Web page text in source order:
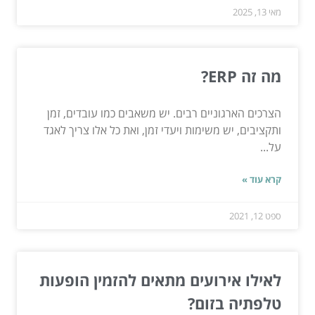
מאי 13, 2025
מה זה ERP?
הצרכים הארגוניים רבים. יש משאבים כמו עובדים, זמן
ותקציבים, יש משימות ויעדי זמן, ואת כל אלו צריך לאגד
על...
קרא עוד »
ספט 12, 2021
לאילו אירועים מתאים להזמין הופעות
טלפתיה בזום?